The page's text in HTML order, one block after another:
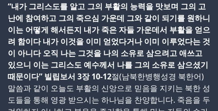
“내가 그리스도를 알고 그의 부활의 능력을 맛보며 그의 고
난에 참여하고 그의 죽으심 가운데 그와 같이 되기를 원하니
이는 어떻게 해서든지 내가 죽은 자들 가운데서 부활을 얻으
려 함이다 내가 이것을 이미 얻었다거나 이미 이루었다는 것
이 아니다 오직 나는 그것을 나의 소유로 삼으려고 애쓰고
있으니 이는 그리스도 예수께서 나를 그의 소유로 삼으셨기
때문이다” 빌립보서 3장 10-12절(남북한병행성경 북한어)
말씀과 같이 오늘도 부활의 신앙으로 믿음을 지키는 북한 성
도들을 통해 영광 받으시는 하나님을 찬양합니다. 죽음을 두